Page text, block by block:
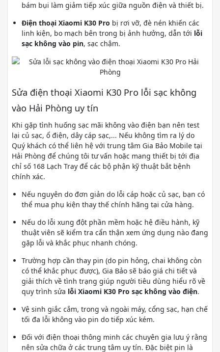
bám bụi làm giảm tiếp xúc giữa nguồn điện và thiết bị.
Điện thoại Xiaomi K30 Pro bị rơi vỡ, đè nén khiến các
linh kiện, bo mạch bên trong bị ảnh hưởng, dẫn tới lỗi
sạc không vào pin, sạc chậm.
Sửa điện thoại Xiaomi K30 Pro lỗi sạc không
vào Hải Phòng uy tín
Khi gặp tình huống sạc mãi không vào điện bạn nên test
lại củ sạc, ổ điện, dây cáp sạc,... Nếu không tìm ra lý do
Quý khách có thể liên hệ với trung tâm Gia Bảo Mobile tại
Hải Phòng để chúng tôi tư vấn hoặc mang thiết bị tới địa
chỉ số 168 Lạch Tray để các bộ phận kỹ thuật bắt bệnh
chính xác.
Nếu nguyên do đơn giản do lỗi cáp hoặc củ sạc, bạn có
thể mua phụ kiện thay thế chính hãng tại cửa hàng.
Nếu do lỗi xung đột phần mềm hoặc hệ điều hành, kỹ
thuật viên sẽ kiểm tra cẩn thận xem ứng dụng nào đang
gặp lỗi và khắc phục nhanh chóng.
Trường hợp cần thay pin (do pin hỏng, chai không còn
có thể khắc phục được), Gia Bảo sẽ báo giá chi tiết và
giải thích về tình trạng giúp người tiêu dùng hiểu rõ về
quy trình sửa lỗi Xiaomi K30 Pro sạc không vào điện.
Vệ sinh giắc cắm, trong và ngoài máy, cổng sạc, hạn chế
tối đa lỗi không vào pin do tiếp xúc kém.
Đối với điện thoại thông minh các chuyên gia lưu ý rằng
nên sửa chữa ở các trung tâm uy tín. Đặc biệt pin là